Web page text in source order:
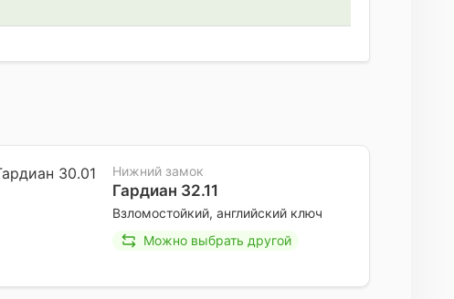
Нижний замок
Гардиан 32.11
Взломостойкий, английский ключ
Можно выбрать другой